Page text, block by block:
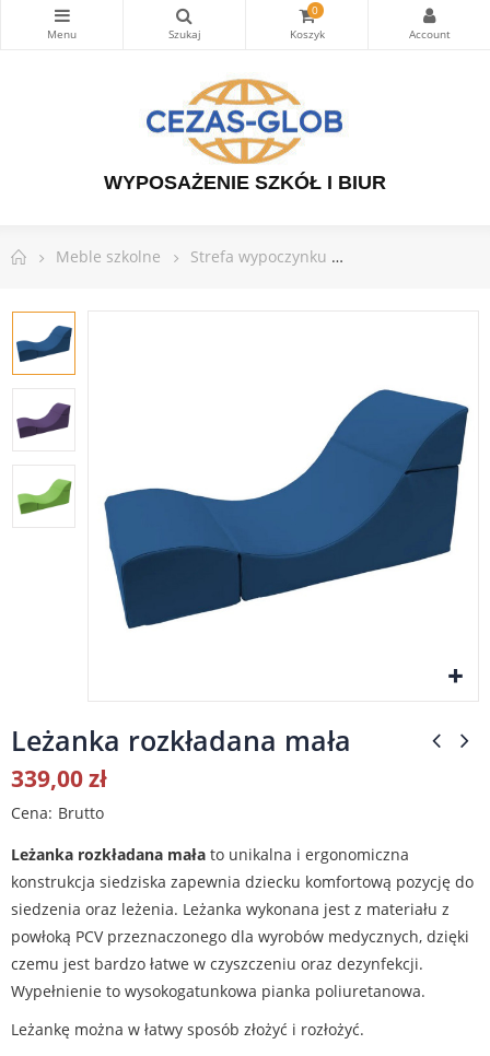
0
WYPOSAŻENIE SZKÓŁ I BIUR
Meble szkolne Strefa wypoczynku
Leżanka rozkładana mała
339,00 zł
Cena Brutto
Leżanka rozkładana mała to unikalna i ergonomiczna
konstrukcja siedziska zapewnia dziecku komfortową pozycję do
siedzenia oraz leżenia. Leżanka wykonana jest z materiału z
powłoką PCV przeznaczonego dla wyrobów medycznych, dzięki
czemu jest bardzo łatwe w czyszczeniu oraz dezynfekcji.
Wypełnienie to wysokogatunkowa pianka poliuretanowa.
Leżankę można w łatwy sposób złożyć i rozłożyć.